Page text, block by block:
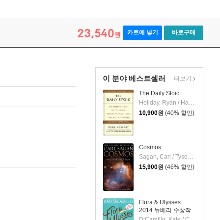
23,540원 카트에 넣기 바로구매
이 분야 베스트셀러
The Daily Stoic
Holiday, Ryan / Hanselman, Stephen
10,900원 (40% 할인)
Cosmos
Sagan, Carl / Tyson, Neil Degrasse / Druyan, Ann
15,900원 (46% 할인)
Flora & Ulysses :
2014 뉴베리 수상작
더보기